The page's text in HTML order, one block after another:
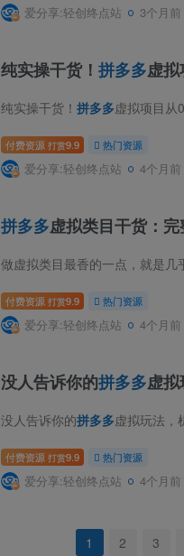
爱分享:轻创终点站 3个月前
纯实操干货！ 拼多多虚
纯实操干货！ 拼多多虚拟项目从0到1，矩阵
付费资源 打赏9.9 热门资源
爱分享:轻创终点站 4个月前
拼多多虚拟类目干货：
付费资源 打赏9.9 热门资源
爱分享:轻创终点站 4个月前
没人告诉你的拼多多虚
没人告诉你的拼多多虚拟玩法，机器人回复
付费资源 打赏9.9 热门资源
爱分享:轻创终点站 4个月前
1 2 3